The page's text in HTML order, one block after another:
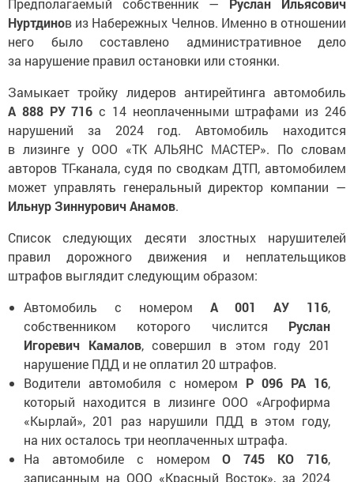
Предполагаемый собственник — Руслан Ильясович
Нуртдинов из Набережных Челнов. Именно в отношении
него было составлено административное дело
за нарушение правил остановки или стоянки.
Замыкает тройку лидеров антирейтинга автомобиль
А 888 РУ 716 с 14 неоплаченными штрафами из 246
нарушений за 2024 год. Автомобиль находится
в лизинге у ООО «ТК АЛЬЯНС МАСТЕР». По словам
авторов ТГ-канала, судя по сводкам ДТП, автомобилем
может управлять генеральный директор компании —
Ильнур Зиннурович Анамов.
Список следующих десяти злостных нарушителей
правил дорожного движения и неплательщиков
штрафов выглядит следующим образом:
Автомобиль с номером А 001 АУ 116,
собственником которого числится Руслан
Игоревич Камалов, совершил в этом году 201
нарушение ПДД и не оплатил 20 штрафов.
Водители автомобиля с номером Р 096 РА 16,
который находится в лизинге ООО «Агрофирма
«Кырлай», 201 раз нарушили ПДД в этом году,
на них осталось три неоплаченных штрафа.
На автомобиле с номеромО 745 КО 716,
записанным на ООО «Красный Восток», за 2024